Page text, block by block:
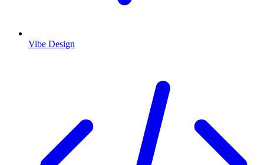
Vibe Design